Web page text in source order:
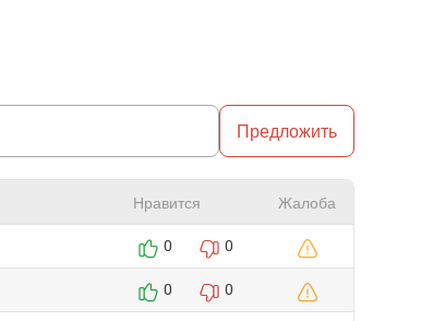
Предложить
Нравится Жалоба
0 0
0 0